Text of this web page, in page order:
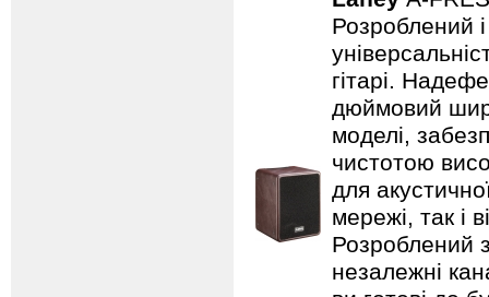
Розроблений
гітарі.
дюймовий
моделі,
чистотою
для
мережі, так і
Розроблений
незалежні